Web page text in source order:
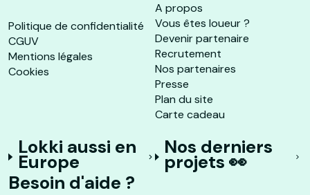
Politique de confidentialité
CGUV
Mentions légales
Cookies
A propos
Vous êtes loueur ?
Devenir partenaire
Recrutement
Nos partenaires
Presse
Plan du site
Carte cadeau
Lokki aussi en
Europe
Nos derniers
projets 👀
Besoin d'aide ?